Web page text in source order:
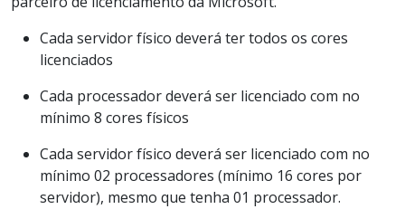
Cada servidor físico deverá ter todos os cores
licenciados
Cada processador deverá ser licenciado com no
mínimo 8 cores físicos
Cada servidor físico deverá ser licenciado com no
mínimo 02 processadores (mínimo 16 cores por
servidor), mesmo que tenha 01 processador.